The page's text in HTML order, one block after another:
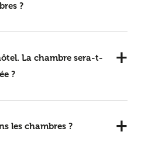
?
La chambre sera-t-
?
les chambres ?